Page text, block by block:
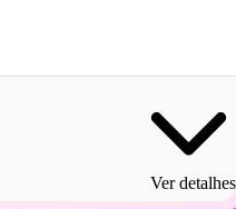
Ver detalhes